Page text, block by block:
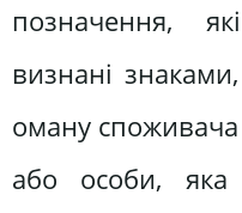
позначення,
визнані
оману
або особи,